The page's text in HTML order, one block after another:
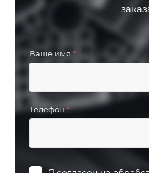
Ваше имя *
Телефон*